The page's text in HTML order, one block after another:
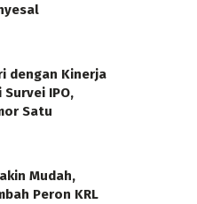
dengan Kinerja
Survei IPO,
Satu
Mudah,
Peron KRL